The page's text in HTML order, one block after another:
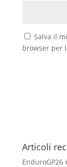
Salva il
browser per
Articoli
EnduroGP26